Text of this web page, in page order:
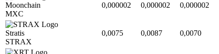
Moonchain
MXC
0,000002 0,000002 0,000002
Stratis
STRAX
0,0075 0,0087 0,0070